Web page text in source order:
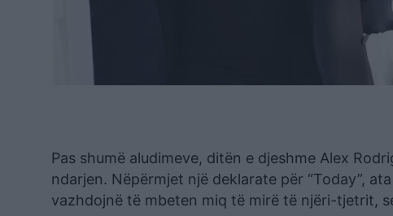
Pas shumë aludimeve, ditën e djeshme Alex
ndarjen. Nëpërmjet një deklarate për “Today”,
vazhdojnë të mbeten miq të mirë të njëri-tjetrit,